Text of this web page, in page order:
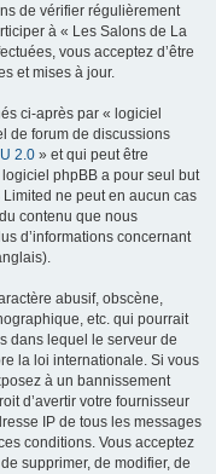
de vérifier régulièrement
à « Les Salons de La
vous acceptez d’être
et mises à jour.
ci-après par « logiciel
de forum de discussions
2.0 » et qui peut être
phpBB a pour seul but
ne peut en aucun cas
contenu que nous
d’informations concernant
abusif, obscène,
etc. qui pourrait
dans lequel le serveur de
la loi internationale. Si vous
à un bannissement
d’avertir votre fournisseur
IP de tous les messages
conditions. Vous acceptez
supprimer, de modifier, de